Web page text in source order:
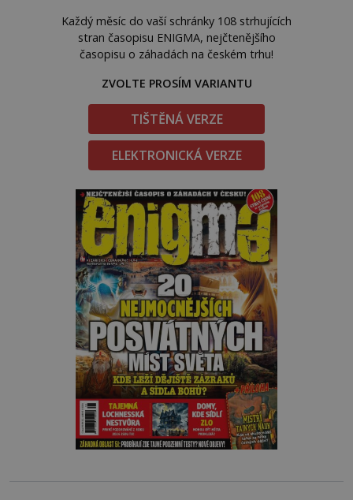
Každý měsíc do vaší schránky 108 strhujících
stran časopisu ENIGMA, nejčtenějšího
časopisu o záhadách na českém trhu!
ZVOLTE PROSÍM VARIANTU
TIŠTĚNÁ VERZE
ELEKTRONICKÁ VERZE